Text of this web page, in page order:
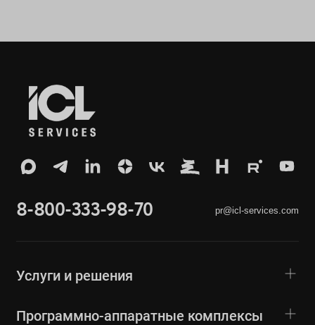
8-800-333-98-70 pr@icl-services.com
Услуги и решения
Программно-аппаратные комплексы